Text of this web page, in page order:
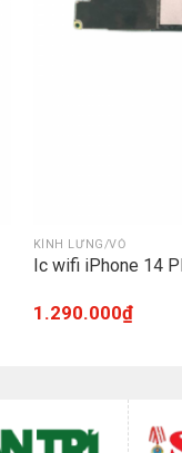
KÍNH LƯNG/VỎ
Ic wifi iPhone 14
1.290.000₫